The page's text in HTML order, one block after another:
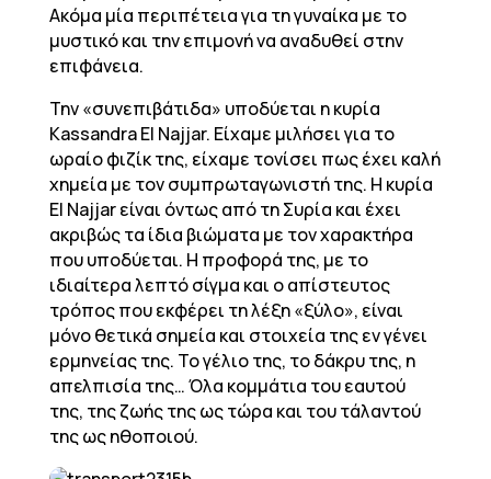
Ακόμα μία περιπέτεια για τη γυναίκα με το
μυστικό και την επιμονή να αναδυθεί στην
επιφάνεια.
Την «συνεπιβάτιδα» υποδύεται η κυρία
Kassandra El Najjar. Είχαμε μιλήσει για το
ωραίο φιζίκ της, είχαμε τονίσει πως έχει καλή
χημεία με τον συμπρωταγωνιστή της. Η κυρία
El Najjar είναι όντως από τη Συρία και έχει
ακριβώς τα ίδια βιώματα με τον χαρακτήρα
που υποδύεται. Η προφορά της, με το
ιδιαίτερα λεπτό σίγμα και ο απίστευτος
τρόπος που εκφέρει τη λέξη «ξύλο», είναι
μόνο θετικά σημεία και στοιχεία της εν γένει
ερμηνείας της. Το γέλιο της, το δάκρυ της, η
απελπισία της… Όλα κομμάτια του εαυτού
της, της ζωής της ως τώρα και του τάλαντού
της ως ηθοποιού.